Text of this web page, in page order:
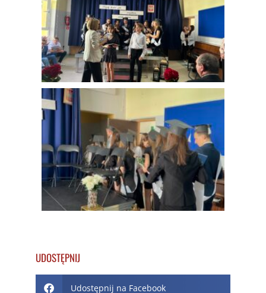
UDOSTĘPNIJ
Udostępnij na Facebook